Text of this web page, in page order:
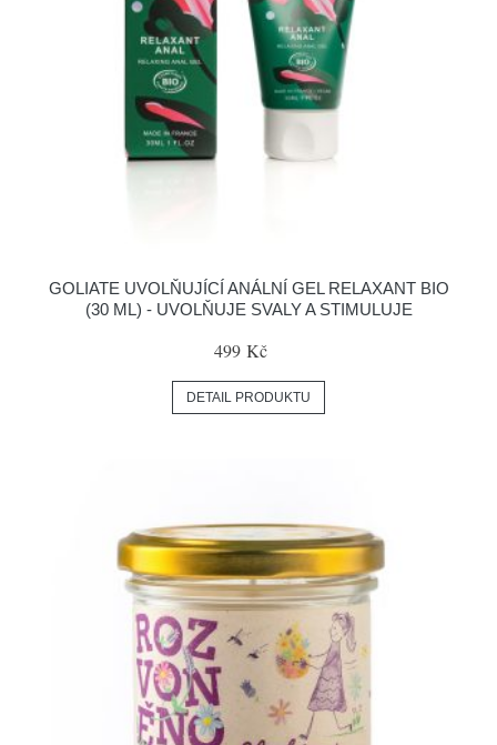
GOLIATE UVOLŇUJÍCÍ ANÁLNÍ GEL RELAXANT BIO
(30 ML) - UVOLŇUJE SVALY A STIMULUJE
499 Kč
DETAIL PRODUKTU